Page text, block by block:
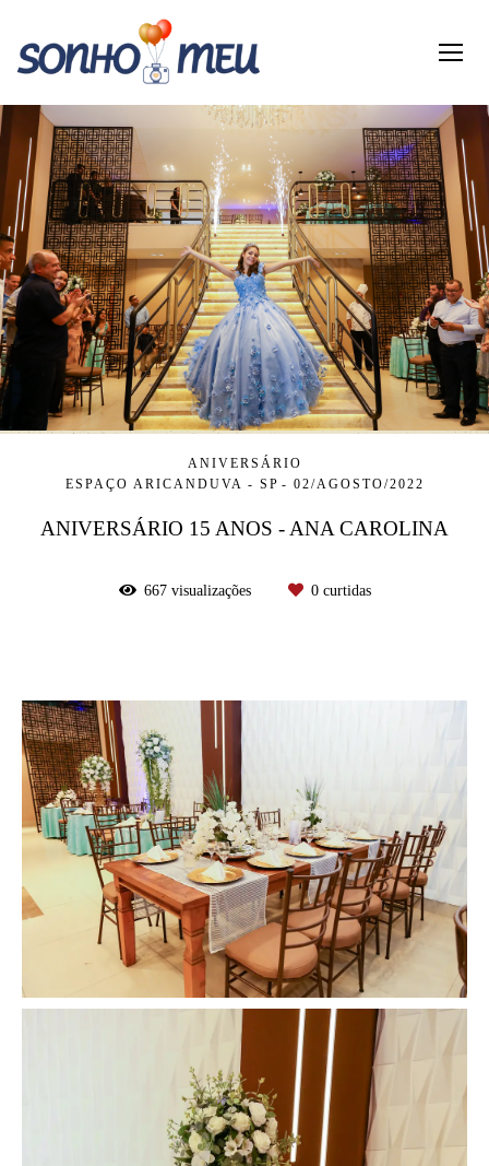
ANIVERSÁRIO
ESPAÇO ARICANDUVA - SP
02/AGOSTO/2022
ANIVERSÁRIO 15 ANOS - ANA CAROLINA
667visualizações 0curtidas